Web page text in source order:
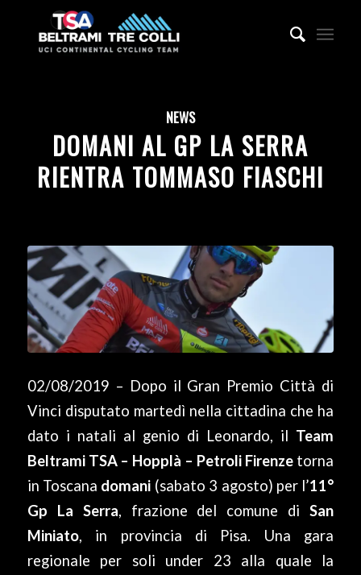
NEWS
DOMANI AL GP LA SERRA
RIENTRA TOMMASO FIASCHI
02/08/2019 – Dopo il Gran Premio Città di
Vinci disputato martedì nella cittadina che ha
dato i natali al genio di Leonardo, il Team
Beltrami TSA – Hopplà – Petroli Firenze torna
in Toscana domani (sabato 3 agosto) per l’11°
Gp La Serra, frazione del comune diSan
Miniato, in provincia di Pisa. Una gara
regionale per soli under 23 alla quale la